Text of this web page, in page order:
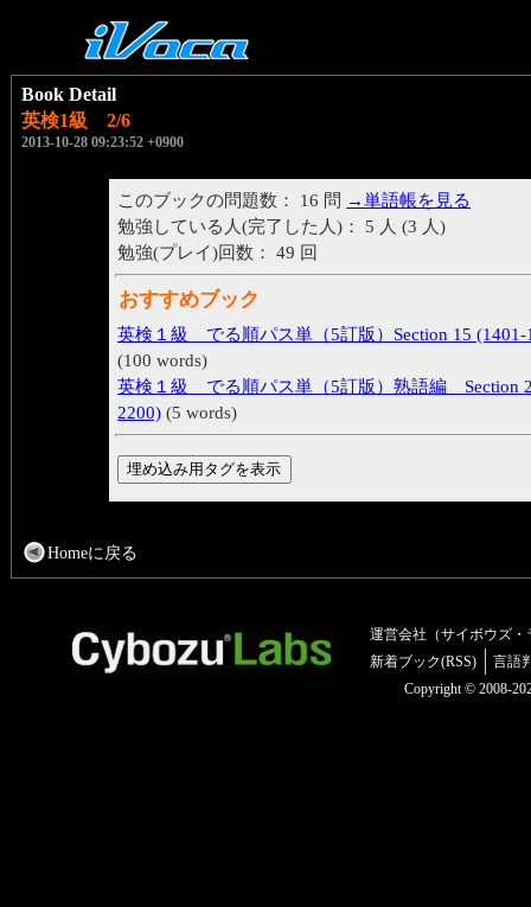
Book Detail
英検1級 2/6
2013-10-28 09:23:52 +0900
このブックの問題数： 16 問 →単語帳を見る
勉強している人(完了した人)： 5 人 (3 人)
勉強(プレイ)回数： 49 回
おすすめブック
英検１級 でる順パス単（5訂版）Section 15 (1401-
(100 words)
英検１級 でる順パス単（5訂版）熟語編 Section
2200) (5 words)
Homeに戻る
運営会社（サイボウズ・
新着ブック(RSS)
言語
Copyright © 2008-